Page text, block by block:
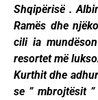
Shqipërisë .
Ramës dhe
cili ia
resortet më
Kurthit dhe
se ” mbrojtësit